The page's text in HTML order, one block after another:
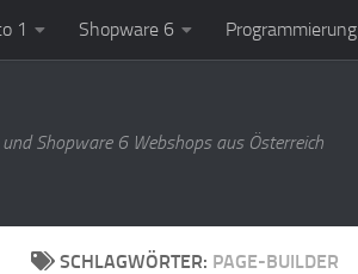
1 Shopware 6 Programmierung
Shopware 6 Webshops aus Österreich
SCHLAGWÖRTER: PAGE-BUILDER